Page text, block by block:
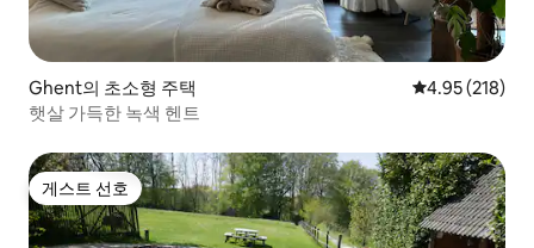
Ghent의 초소형 주택 평점 4.95점(5
4.95 (218)
햇살 가득한 녹색 헨트
게스트 선호
게스트 선호